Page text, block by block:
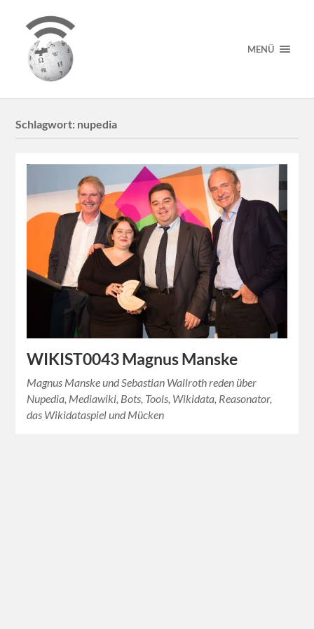
MENÜ
Schlagwort: nupedia
WIKIST0043 Magnus Manske
Magnus Manske und Sebastian Wallroth reden über
Nupedia, Mediawiki, Bots, Tools, Wikidata, Reasonator,
das Wikidataspiel und Mücken